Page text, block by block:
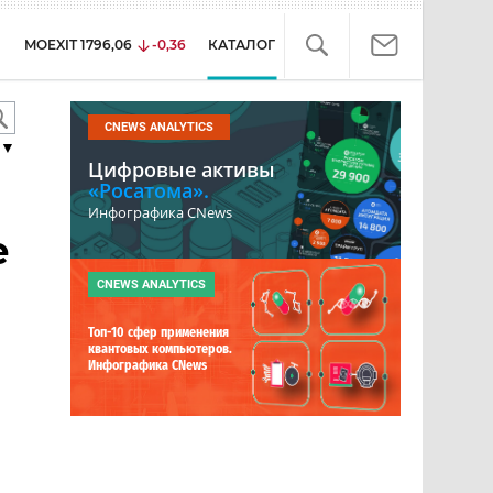
MOEXIT 1796,06 -0,36 КАТАЛОГ
CNEWS ANALYTICS
Цифровые активы
«Росатома».
Инфографика CNews
CNEWS ANALYTICS
Топ-10 сфер применения
квантовых компьютеров.
Инфографика CNews